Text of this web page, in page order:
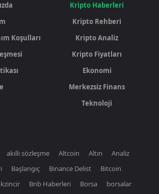
Koşulları
Kripto Haberleri
Kripto Rehberi
Kripto Analiz
Kripto Fiyatları
Ekonomi
Merkezsiz Finans
Teknoloji
akıllı sözleşme Altcoin Altın
Analiz
Başlangıç Binance Delist
Bitcoin
Bnb Haberleri Borsa
borsalar